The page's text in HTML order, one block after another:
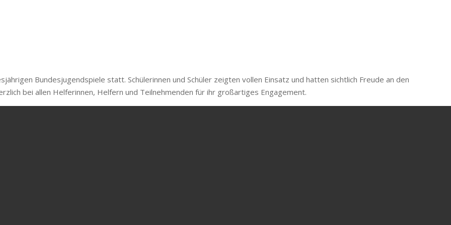
Bundesjugendspiele statt. Schülerinnen und Schüler zeigten vollen Einsatz und hatten sichtlich Freude an den
bei allen Helferinnen, Helfern und Teilnehmenden für ihr großartiges Engagement.